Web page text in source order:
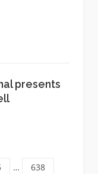
presents
… Page
638